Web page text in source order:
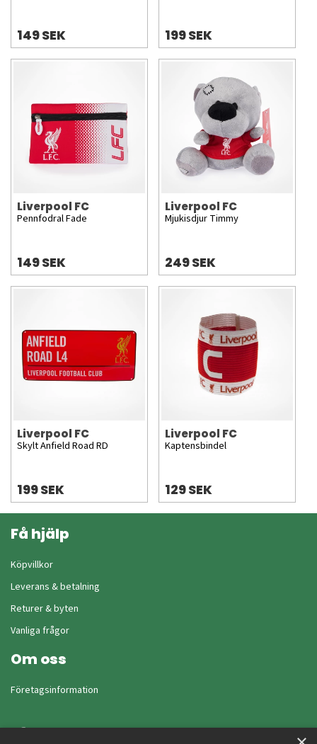
149 SEK 199 SEK
Liverpool FC
Pennfodral Fade
149 SEK
Liverpool FC
Mjukisdjur Timmy
249 SEK
Liverpool FC
Skylt Anfield Road RD
199 SEK
Liverpool FC
Kaptensbindel
129 SEK
Få hjälp
Köpvillkor
Leverans & betalning
Returer & byten
Vanliga frågor
Om oss
Företagsinformation